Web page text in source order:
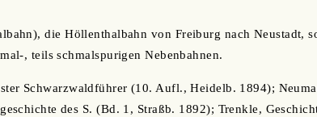
die Höllenthalbahn von Freiburg nach Neustadt,
, teils schmalspurigen Nebenbahnen.
Schwarzwaldführer (10. Aufl., Heidelb. 1894);
des S. (Bd. 1, Straßb. 1892); Trenkle,